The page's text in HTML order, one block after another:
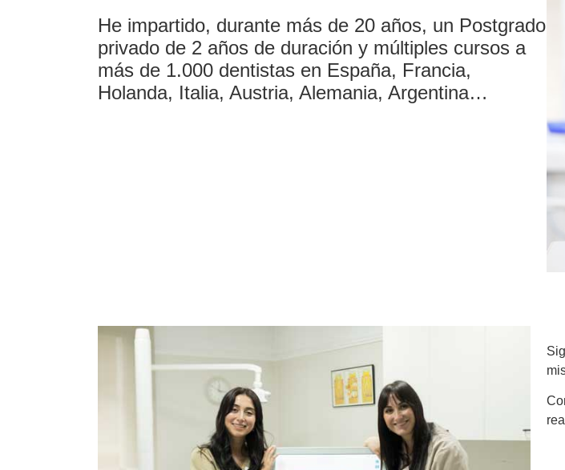
He impartido, durante más de 20 años, un Postgrado
privado de 2 años de duración y múltiples cursos a
más de 1.000 dentistas en España, Francia,
Holanda, Italia, Austria, Alemania, Argentina…